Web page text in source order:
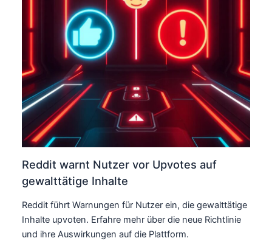
Reddit warnt Nutzer vor Upvotes auf
gewalttätige Inhalte
Reddit führt Warnungen für Nutzer ein, die gewalttätige
Inhalte upvoten. Erfahre mehr über die neue Richtlinie
und ihre Auswirkungen auf die Plattform.